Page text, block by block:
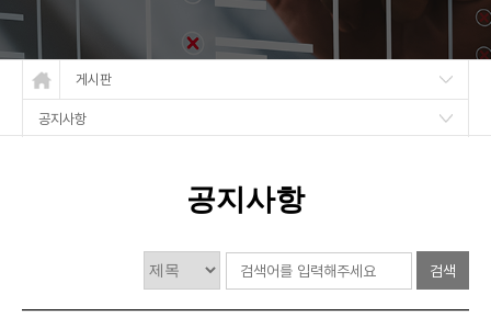
게시판
공지사항
공지사항
검색대상
검색어
필수
검색